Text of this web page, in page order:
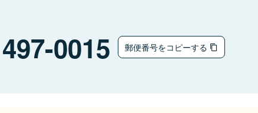
497-0015 郵便番号をコピーする